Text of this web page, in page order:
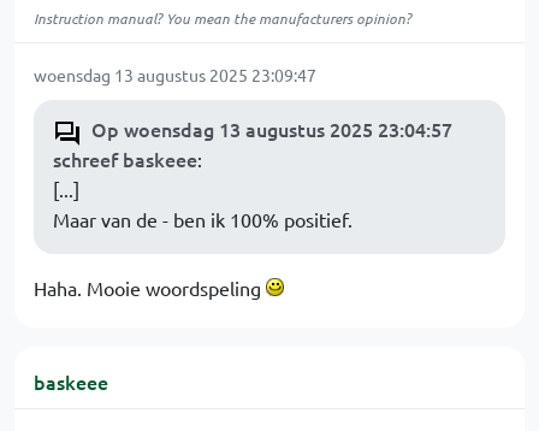
Instruction manual? You mean the manufacturers opinion?
woensdag 13 augustus 2025 23:09:47
Op woensdag 13 augustus 2025 23:04:57
schreef baskeee:
[...]
Maar van de - ben ik 100% positief.
Haha. Mooie woordspeling
baskeee